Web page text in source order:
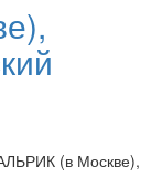
(в Москве),